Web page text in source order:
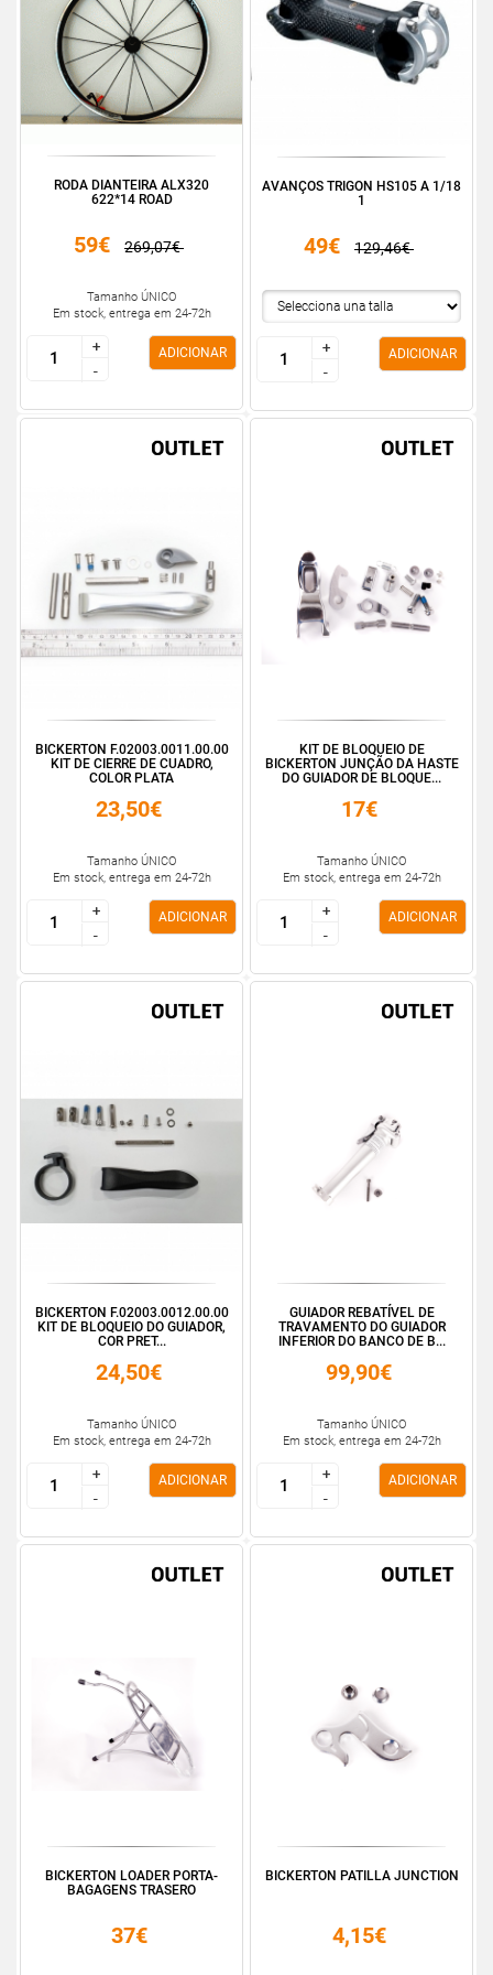
RODA DIANTEIRA ALX320
622*14 ROAD
59€ 269,07€
Tamanho ÚNICO
Em stock, entrega em 24-72h
+
-
+
-
ADICIONAR
AVANÇOS TRIGON HS105 A 1/18
1
49€ 129,46€
+
-
+
-
ADICIONAR
BICKERTON F.02003.0011.00.00
KIT DE CIERRE DE CUADRO,
COLOR PLATA
23,50€
Tamanho ÚNICO
Em stock, entrega em 24-72h
+
-
+
-
ADICIONAR
KIT DE BLOQUEIO DE
BICKERTON JUNÇÃO DA HASTE
DO GUIADOR DE BLOQUE...
17€
Tamanho ÚNICO
Em stock, entrega em 24-72h
+
-
+
-
ADICIONAR
BICKERTON F.02003.0012.00.00
KIT DE BLOQUEIO DO GUIADOR,
COR PRET...
24,50€
Tamanho ÚNICO
Em stock, entrega em 24-72h
+
-
+
-
ADICIONAR
GUIADOR REBATÍVEL DE
TRAVAMENTO DO GUIADOR
INFERIOR DO BANCO DE B...
99,90€
Tamanho ÚNICO
Em stock, entrega em 24-72h
+
-
+
-
ADICIONAR
BICKERTON LOADER PORTA-
BAGAGENS TRASERO
37€
BICKERTON PATILLA JUNCTION
4,15€